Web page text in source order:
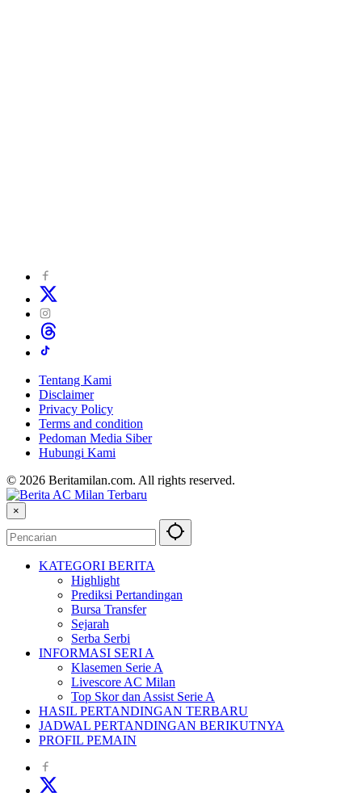
Tentang Kami
Disclaimer
Privacy Policy
Terms and condition
Pedoman Media Siber
Hubungi Kami
© 2026 Beritamilan.com. All rights reserved.
×
KATEGORI BERITA
Highlight
Prediksi Pertandingan
Bursa Transfer
Sejarah
Serba Serbi
INFORMASI SERI A
Klasemen Serie A
Livescore AC Milan
Top Skor dan Assist Serie A
HASIL PERTANDINGAN TERBARU
JADWAL PERTANDINGAN BERIKUTNYA
PROFIL PEMAIN